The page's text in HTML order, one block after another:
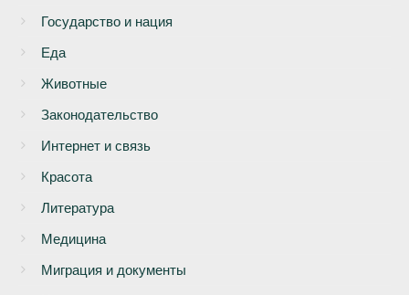
Государство и нация
Еда
Животные
Законодательство
Интернет и связь
Красота
Литература
Медицина
Миграция и документы